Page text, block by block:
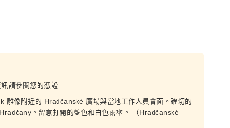
請參閱您的憑證
雕像附近的 Hradčanské 廣場與當地工作人員會面。確切的
。留意打開的藍色和白色雨傘。 （Hradčanské